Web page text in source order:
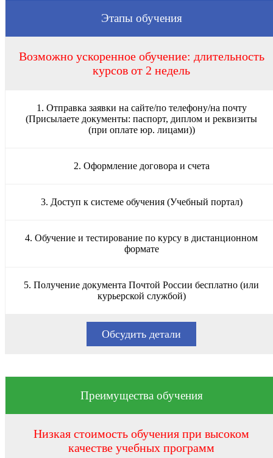
Этапы обучения
Возможно ускоренное обучение: длительность
курсов от 2 недель
1. Отправка заявки на сайте/по телефону/на почту
(Присылаете документы: паспорт, диплом и реквизиты
(при оплате юр. лицами))
2. Оформление договора и счета
3. Доступ к системе обучения (Учебный портал)
4. Обучение и тестирование по курсу в дистанционном
формате
5. Получение документа Почтой России бесплатно (или
курьерской службой)
Обсудить детали
Преимущества обучения
Низкая стоимость обучения при высоком
качестве учебных программ